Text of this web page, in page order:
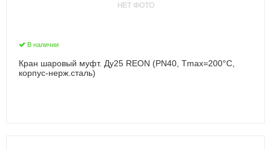
В наличии
Кран шаровый муфт. Ду25 REON (PN40, Тmax=200°С,
корпус-нерж.сталь)